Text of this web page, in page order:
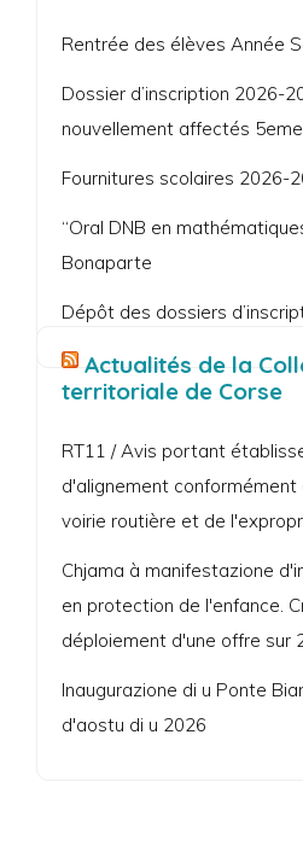
Rentrée des élèves Année
Dossier d’inscription 2026-
nouvellement affectés
Fournitures scolaires 2026-
“Oral DNB en
Bonaparte
Dépôt des dossiers
Actualités de la
territoriale de Corse
RT11 / Avis portant
d'alignement conformément
voirie routière et de
Chjama à manifestazione
en protection de l'enfance.
déploiement d'une offre sur
Inaugurazione di u Ponte
d'aostu di u 2026